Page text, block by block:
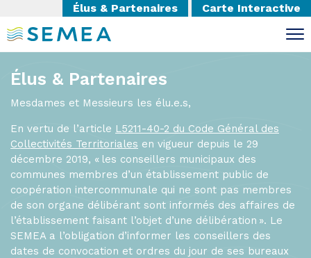
Élus & Partenaires Carte Interactive
Élus & Partenaires
Mesdames et Messieurs les élu.e.s,
En vertu de l’article L5211-40-2 du Code Général des
Collectivités Territoriales en vigueur depuis le 29
décembre 2019, « les conseillers municipaux des
communes membres d’un établissement public de
coopération intercommunale qui ne sont pas membres
de son organe délibérant sont informés des affaires de
l’établissement faisant l’objet d’une délibération ». Le
SEMEA a l’obligation d’informer les conseillers des
dates de convocation et ordres du jour de ses bureaux